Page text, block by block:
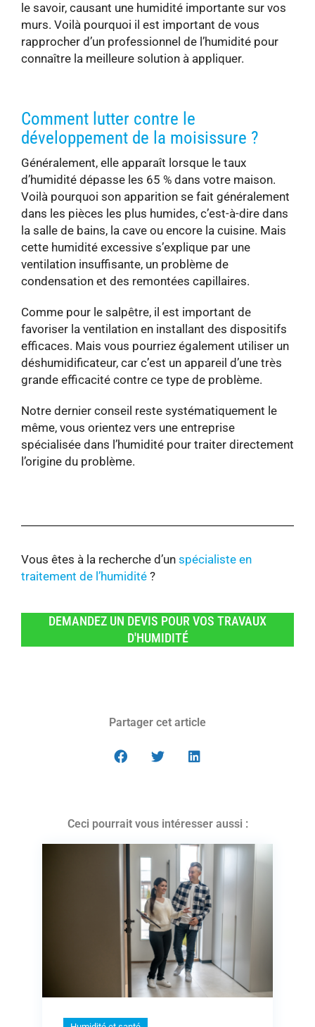
le savoir, causant une humidité importante sur vos
murs. Voilà pourquoi il est important de vous
rapprocher d’un professionnel de l’humidité pour
connaître la meilleure solution à appliquer.
Comment lutter contre le
développement de la moisissure ?
Généralement, elle apparaît lorsque le taux
d’humidité dépasse les 65 % dans votre maison.
Voilà pourquoi son apparition se fait généralement
dans les pièces les plus humides, c’est-à-dire dans
la salle de bains, la cave ou encore la cuisine. Mais
cette humidité excessive s’explique par une
ventilation insuffisante, un problème de
condensation et des remontées capillaires.
Comme pour le salpêtre, il est important de
favoriser la ventilation en installant des dispositifs
efficaces. Mais vous pourriez également utiliser un
déshumidificateur, car c’est un appareil d’une très
grande efficacité contre ce type de problème.
Notre dernier conseil reste systématiquement le
même, vous orientez vers une entreprise
spécialisée dans l’humidité pour traiter directement
l’origine du problème.
Vous êtes à la recherche d’un spécialiste en
traitement de l’humidité ?
DEMANDEZ UN DEVIS POUR VOS TRAVAUX
D'HUMIDITÉ
Partager cet article
Ceci pourrait vous intéresser aussi :